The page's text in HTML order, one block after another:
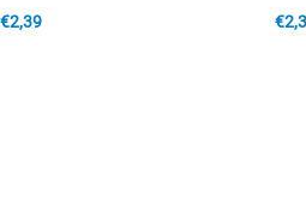
€2,39 €